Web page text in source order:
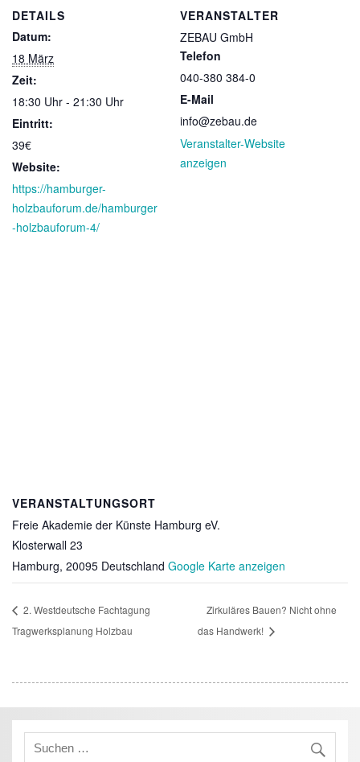
DETAILS
Datum:
18 März
Zeit:
18:30 Uhr - 21:30 Uhr
Eintritt:
39€
Website:
https://hamburger-
holzbauforum.de/hamburger
-holzbauforum-4/
VERANSTALTER
ZEBAU GmbH
Telefon
040-380 384-0
E-Mail
info@zebau.de
Veranstalter-Website
anzeigen
VERANSTALTUNGSORT
Freie Akademie der Künste Hamburg eV.
Klosterwall 23
Hamburg, 20095 Deutschland Google Karte anzeigen
2. Westdeutsche Fachtagung
Tragwerksplanung Holzbau
Zirkuläres Bauen? Nicht ohne
das Handwerk!